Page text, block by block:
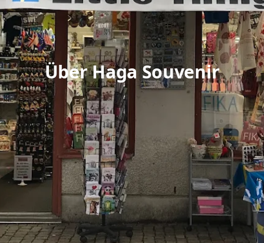
Über Haga Souvenir